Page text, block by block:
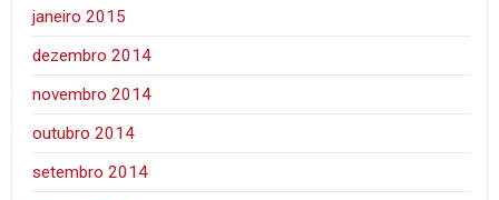
janeiro 2015
dezembro 2014
novembro 2014
outubro 2014
setembro 2014